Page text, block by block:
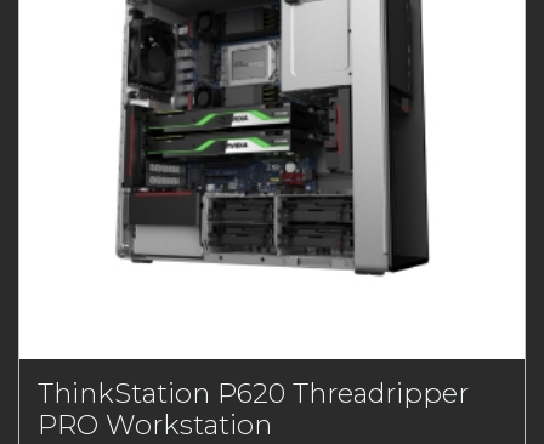
ThinkStation P620 Threadripper
PRO Workstation